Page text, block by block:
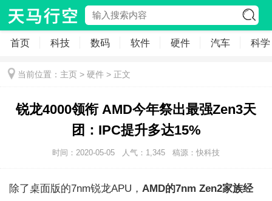
首页 科技 数码 软件 硬件 汽车 科学
当前位置： 主页 > 硬件 > 正文
锐龙4000领衔 AMD今年祭出最强Zen3天
团：IPC提升多达15%
时间：2020-05-05 人气： 1,345 稿源：快科技
除了桌面版的7nm锐龙APU， AMD的7nm Zen2家族经